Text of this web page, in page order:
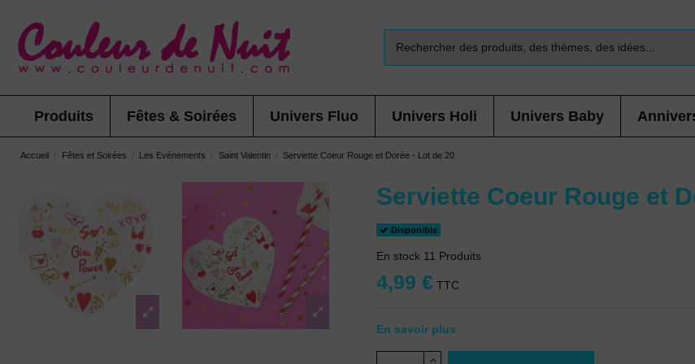
Produits Fêtes & Soirées Univers Fluo Univers Holi Univers Baby
Accueil Fêtes et Soirées Les Evénements Saint Valentin Serviette Coeur Rouge et Dorée - Lot de 20
Serviette Coeur Rouge et
Disponible
En stock 11 Produits
4,99 € TTC
En savoir plus